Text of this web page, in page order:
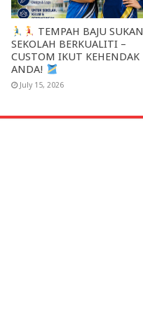
TEMPAH BAJU SUKAN
SEKOLAH BERKUALITI –
CUSTOM IKUT KEHENDAK
ANDA!
July 15, 2026